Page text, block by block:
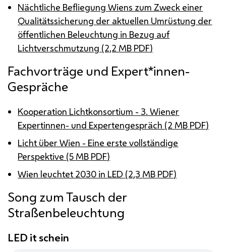
Nächtliche Befliegung Wiens zum Zweck einer
Qualitätssicherung der aktuellen Umrüstung der
öffentlichen Beleuchtung in Bezug auf
Lichtverschmutzung (2,2 MB PDF)
Fachvorträge und Expert*innen-
Gespräche
Kooperation Lichtkonsortium - 3. Wiener
Expertinnen- und Expertengespräch (2 MB PDF)
Licht über Wien - Eine erste vollständige
Perspektive (5 MB PDF)
Wien leuchtet 2030 in LED (2,3 MB PDF)
Song zum Tausch der
Straßenbeleuchtung
LED it schein